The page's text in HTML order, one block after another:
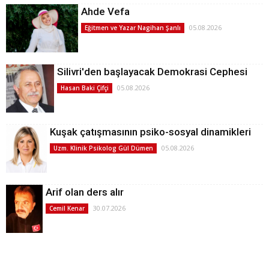
Ahde Vefa
Eğitmen ve Yazar Nagihan Şanlı 05.08.2026
Silivri'den başlayacak Demokrasi Cephesi
Hasan Baki Çifçi 05.08.2026
Kuşak çatışmasının psiko-sosyal dinamikleri
Uzm. Klinik Psikolog Gül Dümen 05.08.2026
Arif olan ders alır
Cemil Kenar 30.07.2026